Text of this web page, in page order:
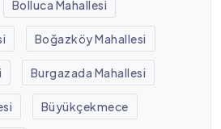
Bolluca Mahallesi
Boğazköy Mahallesi
Burgazada Mahallesi
Büyükçekmece